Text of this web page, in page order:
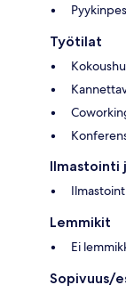
Työtilat
Ilmastointi
Lemmikit
Ei
Sopivuus/